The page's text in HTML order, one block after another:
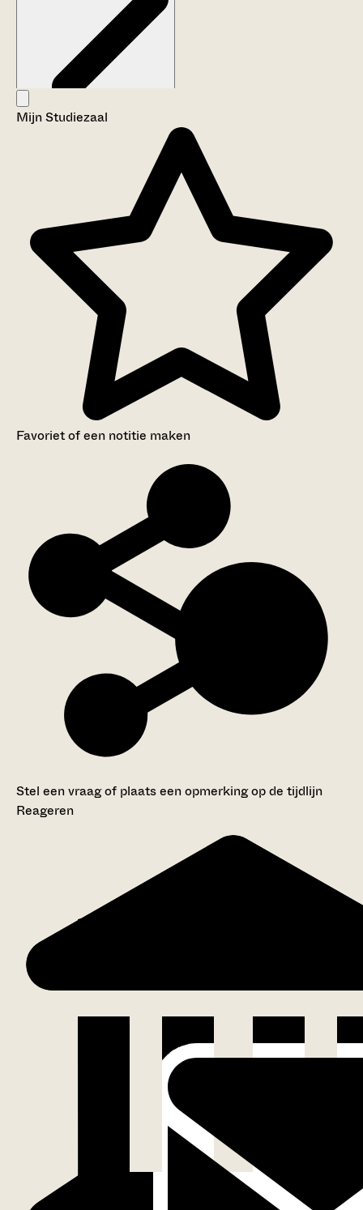
Aanwijzingen voor de gebruiker
Mijn Studiezaal
Favoriet of een notitie maken
Stel een vraag of plaats een opmerking op de tijdlijn
Reageren